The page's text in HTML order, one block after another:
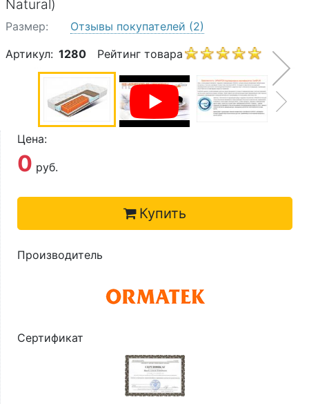
Open submenu (Детские матрасы)
Детские матрасы
Open submenu (Детские кровати)
Детские кровати
Open submenu (Шкафы)
О компании
Контакты
Natural)
Размер: Отзывы покупателей (2)
Артикул: 1280 Рейтинг товара
Цена:
0 руб.
Купить
Производитель
Сертификат